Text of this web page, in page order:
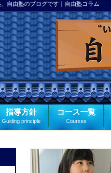
自由塾のブログです｜自由塾コラム
指導方針
Guiding principle
コース一覧
Courses